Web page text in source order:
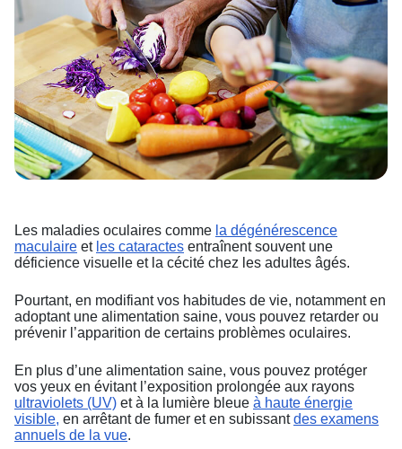
Les maladies oculaires comme la dégénérescence
maculaire et les cataractes entraînent souvent une
déficience visuelle et la cécité chez les adultes âgés.
Pourtant, en modifiant vos habitudes de vie, notamment en
adoptant une alimentation saine, vous pouvez retarder ou
prévenir l’apparition de certains problèmes oculaires.
En plus d’une alimentation saine, vous pouvez protéger
vos yeux en évitant l’exposition prolongée aux rayons
ultraviolets (UV) et à la lumière bleue à haute énergie
visible, en arrêtant de fumer et en subissantdes examens
annuels de la vue.